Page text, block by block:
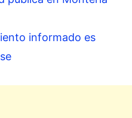
informado es